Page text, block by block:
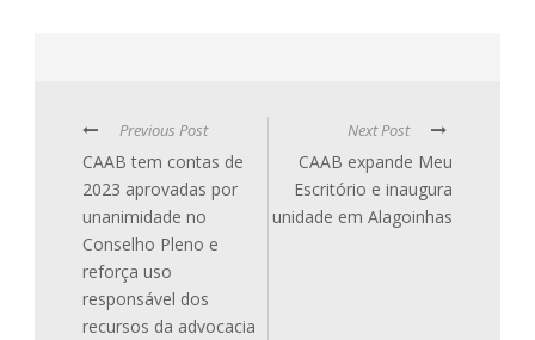
Previous Post
CAAB tem contas de
2023 aprovadas por
unanimidade no
Conselho Pleno e
reforça uso
responsável dos
recursos da advocacia
Next Post
CAAB expande Meu
Escritório e inaugura
unidade em Alagoinhas